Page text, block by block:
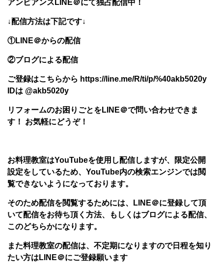
アンビアンスLINE＠にて独占配信中！
↓配信方法は下記です↓
①LINE＠からの配信
②ブログによる配信
ご登録はこちらから https://line.me/R/ti/p/%40akb5020y
IDは @akb5020y
リフォームのお困りごとをLINE＠で問い合わせできま
す！ お気軽にどうぞ！
お料理教室はYouTubeを使用し配信しますが、限定公開
設定をしているため、YouTube内の検索エンジンでは閲
覧できないようになっております。
そのため配信を閲覧するためには、LINE＠に登録して頂
いて配信をお待ち頂く方法、もしくはブログによる配信、
このどちらかになります。
また料理教室の配信は、不定期になりますので日程を知り
たい方はLINE＠にご登録願います